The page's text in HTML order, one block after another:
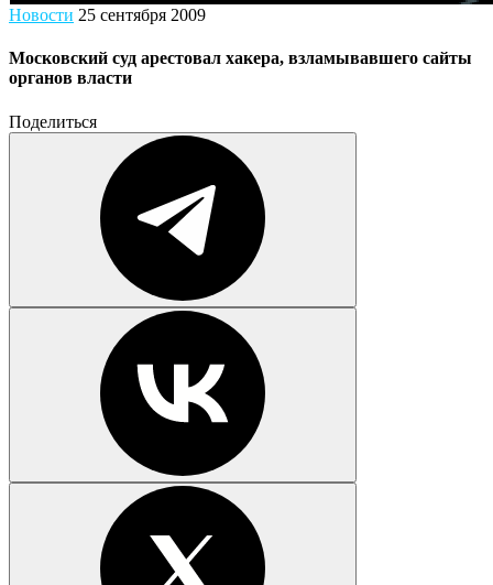
Новости 25 сентября 2009
Московский суд арестовал хакера, взламывавшего сайты
органов власти
Поделиться